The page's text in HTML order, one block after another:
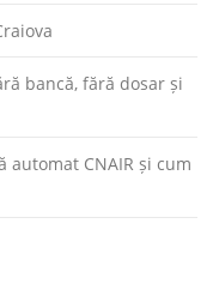
bancă, fără dosar și
automat CNAIR și cum